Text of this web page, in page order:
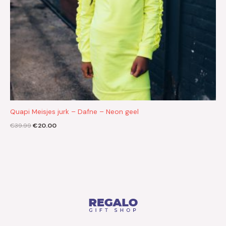
Quapi Meisjes jurk – Dafne – Neon geel
€39.99€20.00